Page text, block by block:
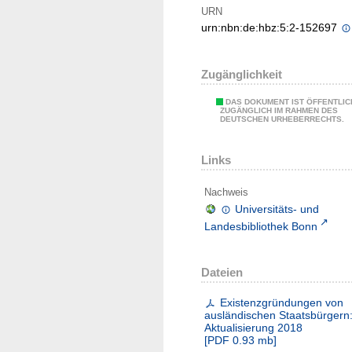
URN
urn:nbn:de:hbz:5:2-152697
Zugänglichkeit
DAS DOKUMENT IST
ZUGÄNGLICH IM RAHMEN DES
DEUTSCHEN URHEBERRECHTS.
Links
Nachweis
Universitäts- und
Landesbibliothek Bonn
Dateien
Existenzgründungen von
ausländischen Staatsbürgern:
Aktualisierung 2018
[PDF 0.93 mb]